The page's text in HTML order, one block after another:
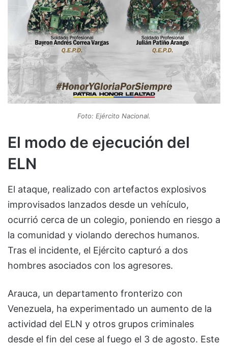
Foto: Ejército Nacional.
El modo de ejecución del
ELN
El ataque, realizado con artefactos explosivos
improvisados lanzados desde un vehículo,
ocurrió cerca de un colegio, poniendo en riesgo a
la comunidad y violando derechos humanos.
Tras el incidente, el Ejército capturó a dos
hombres asociados con los agresores.
Arauca, un departamento fronterizo con
Venezuela, ha experimentado un aumento de la
actividad del ELN y otros grupos criminales
desde el fin del cese al fuego el 3 de agosto. Este